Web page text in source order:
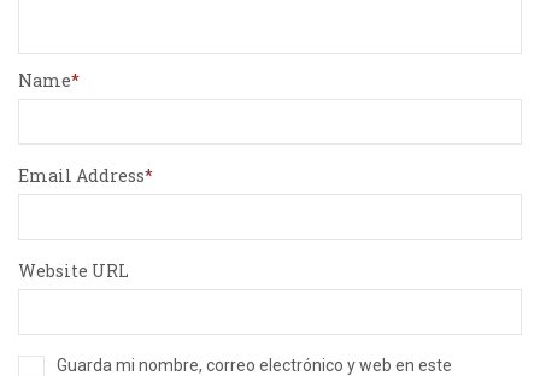
Name
Email Address
Website URL
Guarda mi nombre, correo electrónico y web en este